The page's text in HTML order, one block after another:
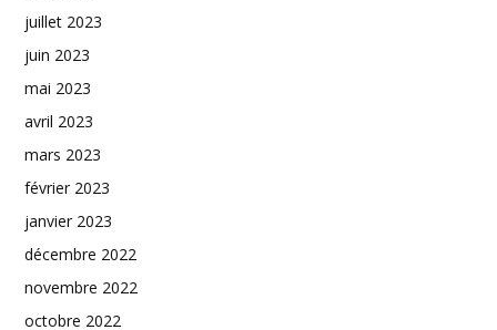
juillet 2023
juin 2023
mai 2023
avril 2023
mars 2023
février 2023
janvier 2023
décembre 2022
novembre 2022
octobre 2022